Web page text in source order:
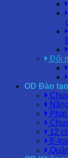
Đổi
OD Đào tạo
12
E-